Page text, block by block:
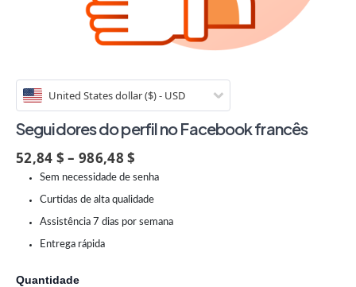
United States dollar ($) - USD
Seguidores do perfil no Facebook francês
52,84 $ – 986,48 $
Sem necessidade de senha
Curtidas de alta qualidade
Assistência 7 dias por semana
Entrega rápida
Quantidade